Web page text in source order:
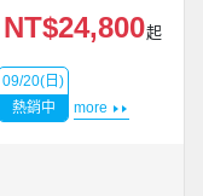
NT$24,800起
09/20(日)
熱銷中
more